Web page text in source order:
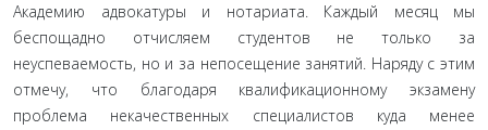
Академию адвокатуры и нотариата. Каждый месяц мы
беспощадно отчисляем студентов не только за
неуспеваемость, но и за непосещение занятий. Наряду с этим
отмечу, что благодаря квалификационному экзамену
проблема некачественных специалистов куда менее